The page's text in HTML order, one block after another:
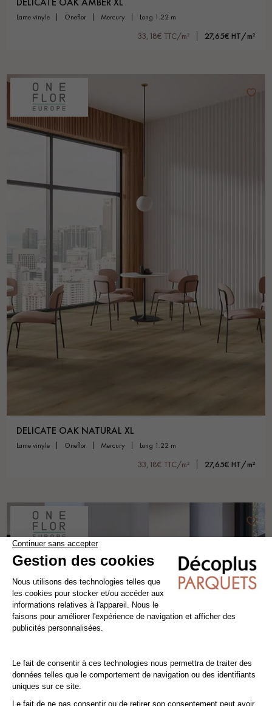
lame vinyle oneflor mercury long 1.22 m
33,18€ TTC/m² 27,65€ HT/m²
DELICATE OAK NATURAL XL
lame vinyle oneflor mercury long 1.22 m
33,18€ TTC/m² 27,65€ HT/m²